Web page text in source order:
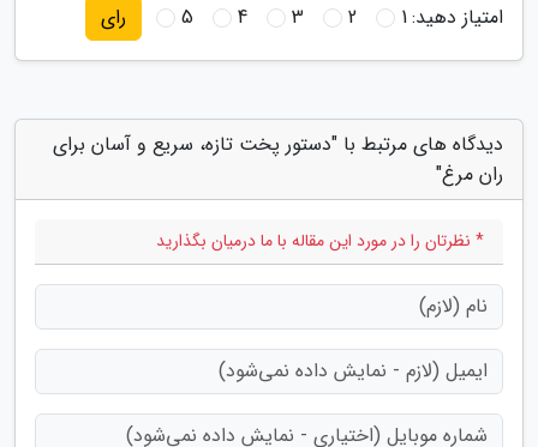
امتیاز دهید:1
2
3
4
5 رای
دیدگاه های مرتبط با "دستور پخت تازه، سریع و آسان برای
ران مرغ"
* نظرتان را در مورد این مقاله با ما درمیان بگذارید